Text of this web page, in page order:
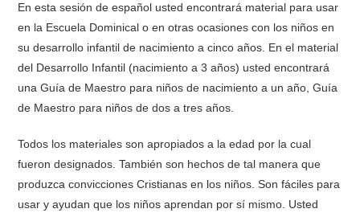
En esta sesión de español usted encontrará material para usar
en la Escuela Dominical o en otras ocasiones con los niños en
su desarrollo infantil de nacimiento a cinco años. En el material
del Desarrollo Infantil (nacimiento a 3 años) usted encontrará
una Guía de Maestro para niños de nacimiento a un año, Guía
de Maestro para niños de dos a tres años.
Todos los materiales son apropiados a la edad por la cual
fueron designados. También son hechos de tal manera que
produzca convicciones Cristianas en los niños. Son fáciles para
usar y ayudan que los niños aprendan por sí mismo. Usted